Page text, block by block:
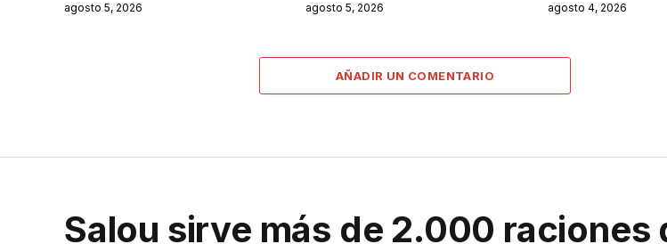
agosto 5, 2026 agosto 5, 2026 agosto 4, 2026
AÑADIR UN COMENTARIO
Salou sirve más de 2.000 raciones